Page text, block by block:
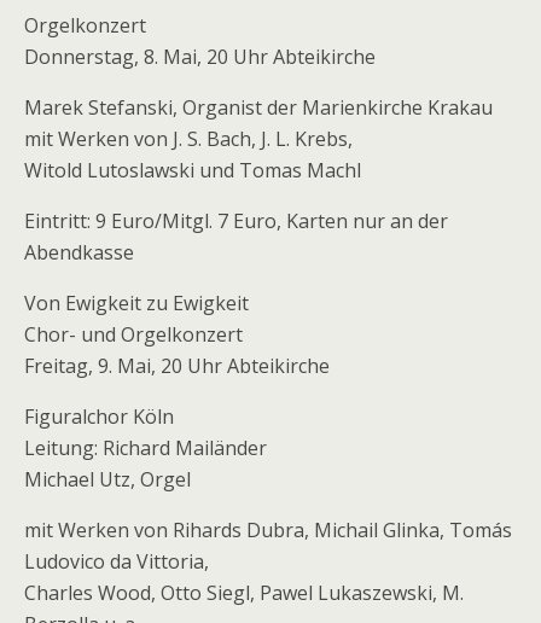
Orgelkonzert
Donnerstag, 8. Mai, 20 Uhr Abteikirche
Marek Stefanski, Organist der Marienkirche Krakau
mit Werken von J. S. Bach, J. L. Krebs,
Witold Lutoslawski und Tomas Machl
Eintritt: 9 Euro/Mitgl. 7 Euro, Karten nur an der
Abendkasse
Von Ewigkeit zu Ewigkeit
Chor- und Orgelkonzert
Freitag, 9. Mai, 20 Uhr Abteikirche
Figuralchor Köln
Leitung: Richard Mailänder
Michael Utz, Orgel
mit Werken von Rihards Dubra, Michail Glinka, Tomás
Ludovico da Vittoria,
Charles Wood, Otto Siegl, Pawel Lukaszewski, M.